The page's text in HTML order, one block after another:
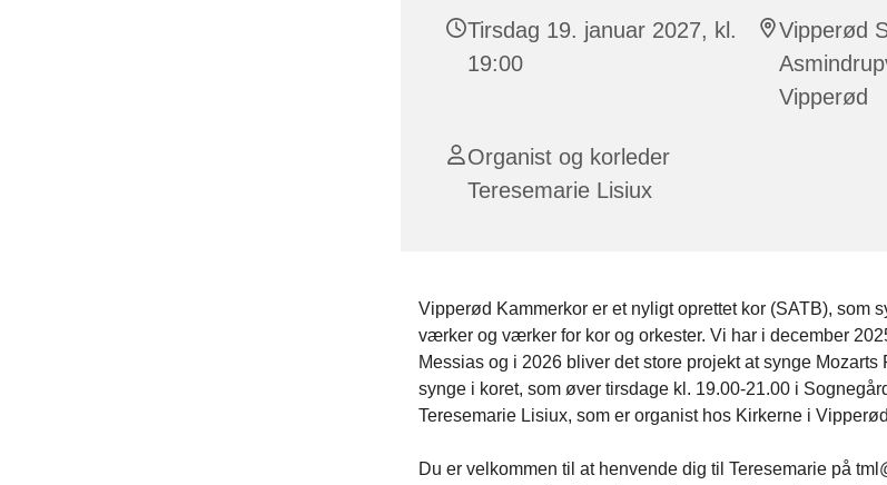
Tirsdag 19. januar 2027, kl.
19:00
Vipperød
Vipperød
Organist og korleder
Teresemarie Lisiux
Vipperød Kammerkor er et nyligt oprettet kor (SATB), som
værker og værker for kor og orkester. Vi har i december
Messias og i 2026 bliver det store projekt at synge Mozarts
synge i koret, som øver tirsdage kl. 19.00-21.00 i
Teresemarie Lisiux, som er organist hos Kirkerne i
Du er velkommen til at henvende dig til Teresemarie på